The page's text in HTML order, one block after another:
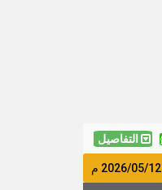
التفاصيل
2026/05/12 م